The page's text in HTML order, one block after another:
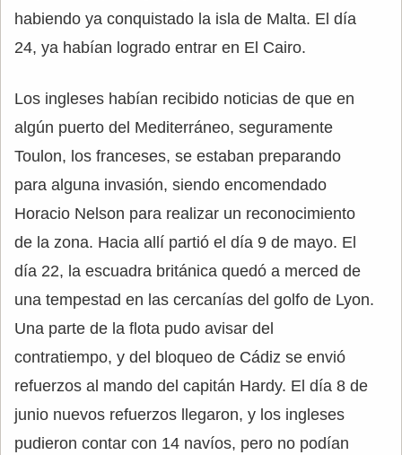
habiendo ya conquistado la isla de Malta. El día
24, ya habían logrado entrar en El Cairo.
Los ingleses habían recibido noticias de que en
algún puerto del Mediterráneo, seguramente
Toulon, los franceses, se estaban preparando
para alguna invasión, siendo encomendado
Horacio Nelson para realizar un reconocimiento
de la zona. Hacia allí partió el día 9 de mayo. El
día 22, la escuadra británica quedó a merced de
una tempestad en las cercanías del golfo de Lyon.
Una parte de la flota pudo avisar del
contratiempo, y del bloqueo de Cádiz se envió
refuerzos al mando del capitán Hardy. El día 8 de
junio nuevos refuerzos llegaron, y los ingleses
pudieron contar con 14 navíos, pero no podían